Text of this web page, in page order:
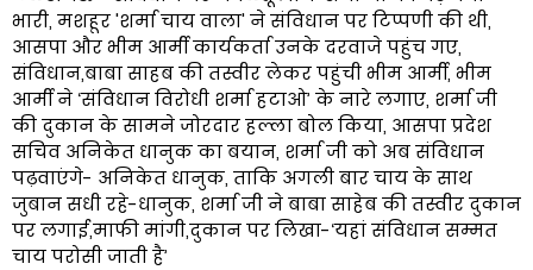
भारी, मशहूर 'शर्मा चाय वाला' ने संविधान पर टिप्पणी की थी,
आसपा और भीम आर्मी कार्यकर्ता उनके दरवाजे पहुंच गए,
संविधान,बाबा साहब की तस्वीर लेकर पहुंची भीम आर्मी, भीम
आर्मी ने ‘संविधान विरोधी शर्मा हटाओ’ के नारे लगाए, शर्मा जी
की दुकान के सामने जोरदार हल्ला बोल किया, आसपा प्रदेश
सचिव अनिकेत धानुक का बयान, शर्मा जी को अब संविधान
पढ़वाएंगे- अनिकेत धानुक, ताकि अगली बार चाय के साथ
जुबान सधी रहे-धानुक, शर्मा जी ने बाबा साहेब की तस्वीर दुकान
पर लगाई,माफी मांगी,दुकान पर लिखा-‘यहां संविधान सम्मत
चाय परोसी जाती है’